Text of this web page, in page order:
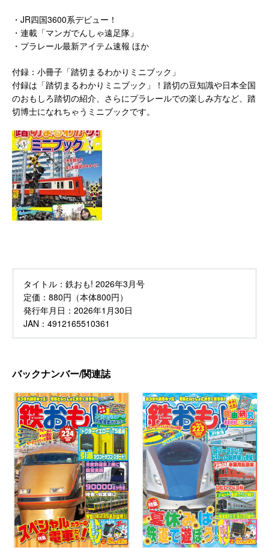
・JR四国3600系デビュー！
・連載「マンガでんしゃ遠足隊」
・プラレール最新アイテム速報 ほか
付録：小冊子「踏切まるわかりミニブック」
付録は「踏切まるわかりミニブック」！踏切の豆知識や日本全国
のおもしろ踏切の紹介、さらにプラレールでの楽しみ方など、踏
切博士になれちゃうミニブックです。
タイトル： 鉄おも! 2026年3月号
定価： 880円（本体800円）
発行年月日： 2026年1月30日
JAN：4912165510361
バックナンバー/関連誌